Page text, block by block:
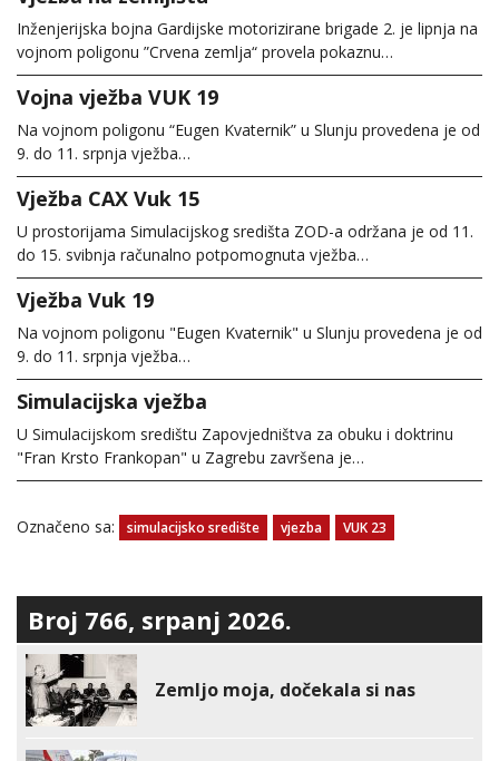
Inženjerijska bojna Gardijske motorizirane brigade 2. je lipnja na
vojnom poligonu ”Crvena zemlja“ provela pokaznu…
Vojna vježba VUK 19
Na vojnom poligonu “Eugen Kvaternik” u Slunju provedena je od
9. do 11. srpnja vježba…
Vježba CAX Vuk 15
U prostorijama Simulacijskog središta ZOD-a održana je od 11.
do 15. svibnja računalno potpomognuta vježba…
Vježba Vuk 19
Na vojnom poligonu "Eugen Kvaternik" u Slunju provedena je od
9. do 11. srpnja vježba…
Simulacijska vježba
U Simulacijskom središtu Zapovjedništva za obuku i doktrinu
"Fran Krsto Frankopan" u Zagrebu završena je…
Označeno sa: simulacijsko središte vjezba VUK 23
Broj 766, srpanj 2026.
Zemljo moja, dočekala si nas